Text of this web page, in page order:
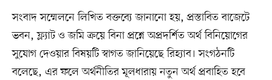
সংবাদ সম্মেলনে লিখিত বক্তব্যে জানানো হয়, প্রস্তাবিত বাজেটে
ভবন, ফ্ল্যাট ও জমি ক্রয়ে বিনা প্রশ্নে অপ্রদর্শিত অর্থ বিনিয়োগের
সুযোগ দেওয়ার বিষয়টি স্বাগত জানিয়েছে রিহ্যাব। সংগঠনটি
বলেছে, এর ফলে অর্থনীতির মূলধারায় নতুন অর্থ প্রবাহিত হবে